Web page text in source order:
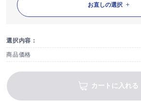
お直しの選択
選択内容：
商品価格
カートに入れる